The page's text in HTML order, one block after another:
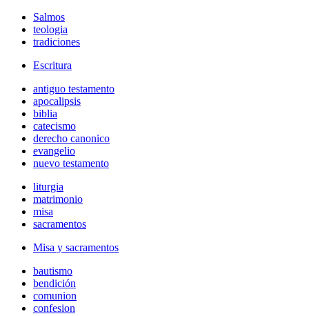
Salmos
teologia
tradiciones
Escritura
antiguo testamento
apocalipsis
biblia
catecismo
derecho canonico
evangelio
nuevo testamento
liturgia
matrimonio
misa
sacramentos
Misa y sacramentos
bautismo
bendición
comunion
confesion